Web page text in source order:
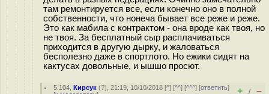
там ремонтируется все, если конечно оно в полной
собственности, что нонеча бывает все реже и реже.
Это как мабила с контрактом - она вроде как твоя, но
не твоя. За бесплатный сыр расплачиваться
приходится в другую дырку, и жаловаться
бесполезно даже в спортлото. Но ежики сидят на
кактусах довольные, и ышшо просют.
5.104 ,Кирсук (?), 21:19, 10/10/2018 [^] [^^] [^^^] [ответить]
+ / –